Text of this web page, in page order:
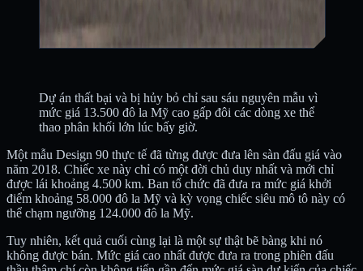
Dự án thất bại và bị hủy bỏ chỉ sau sáu nguyên mẫu vì
mức giá 13.500 đô la Mỹ cao gấp đôi các dòng xe thể
thao phân khối lớn lúc bấy giờ.
Một mẫu Design 90 thực tế đã từng được đưa lên sàn đấu giá vào
năm 2018. Chiếc xe này chỉ có một đời chủ duy nhất và mới chỉ
được lái khoảng 4.500 km. Ban tổ chức đã đưa ra mức giá khởi
điểm khoảng 58.000 đô la Mỹ và kỳ vọng chiếc siêu mô tô này có
thể chạm ngưỡng 124.000 đô la Mỹ.
Tuy nhiên, kết quả cuối cùng lại là một sự thật bẽ bàng khi nó
không được bán. Mức giá cao nhất được đưa ra trong phiên đấu